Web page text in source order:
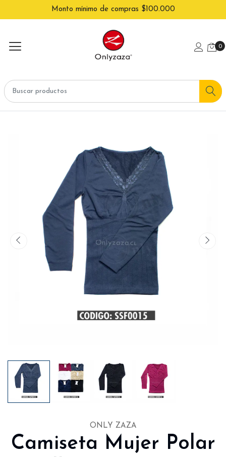
Monto mínimo de compras $100.000
0
ONLY ZAZA
Camiseta Mujer Polar